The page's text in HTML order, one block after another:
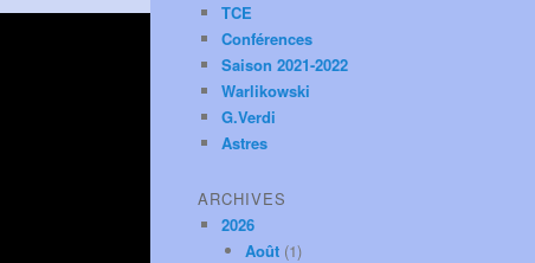
TCE
Conférences
Saison 2021-2022
Warlikowski
G.Verdi
Astres
ARCHIVES
2026
Août (1)